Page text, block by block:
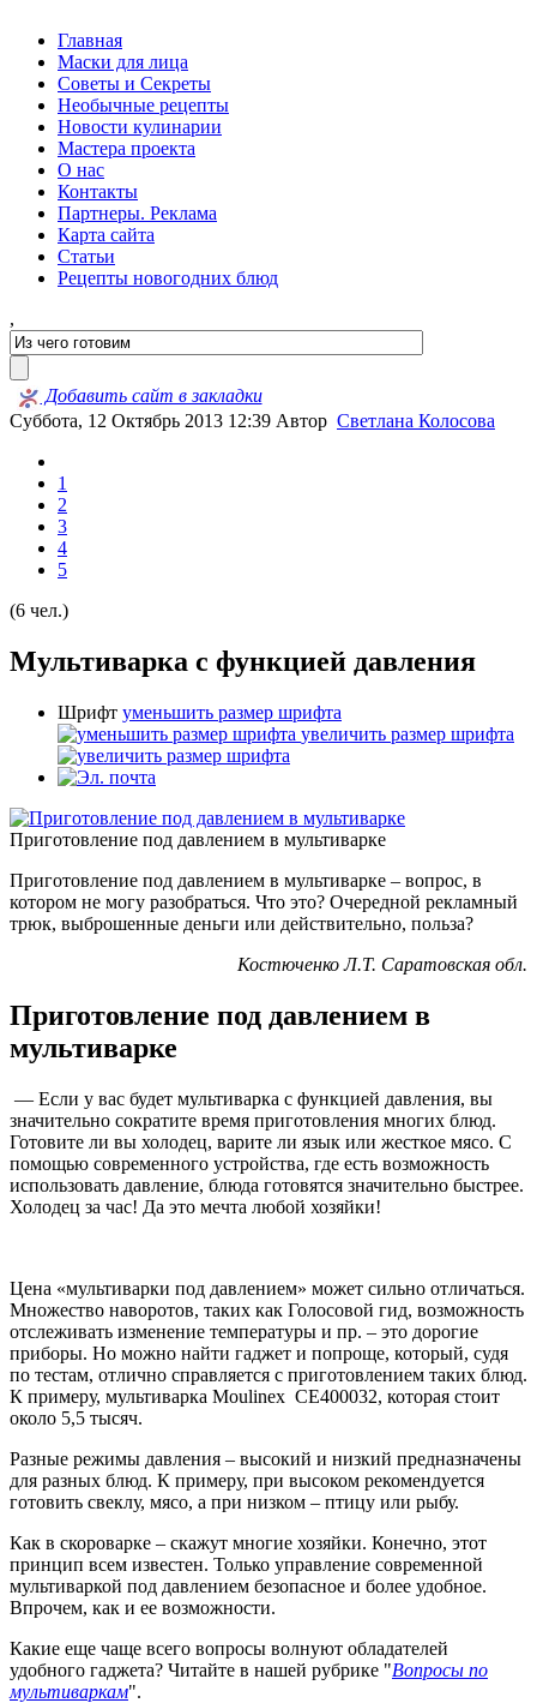
Главная
Маски для лица
Советы и Секреты
Необычные рецепты
Новости кулинарии
Мастера проекта
О нас
Контакты
Партнеры. Реклама
Карта сайта
Статьи
Рецепты новогодних блюд
,
Добавить сайт в закладки
Суббота, 12 Октябрь 2013 12:39 Автор Светлана Колосова
1
2
3
4
5
(6 чел.)
Мультиварка с функцией давления
Шрифт уменьшить размер шрифта
увеличить размер шрифта
Приготовление под давлением в мультиварке
Приготовление под давлением в мультиварке – вопрос, в
котором не могу разобраться. Что это? Очередной рекламный
трюк, выброшенные деньги или действительно, польза?
Костюченко Л.Т. Саратовская обл.
Приготовление под давлением в
мультиварке
— Если у вас будет мультиварка с функцией давления, вы
значительно сократите время приготовления многих блюд.
Готовите ли вы холодец, варите ли язык или жесткое мясо. С
помощью современного устройства, где есть возможность
использовать давление, блюда готовятся значительно быстрее.
Холодец за час! Да это мечта любой хозяйки!
Цена «мультиварки под давлением» может сильно отличаться.
Множество наворотов, таких как Голосовой гид, возможность
отслеживать изменение температуры и пр. – это дорогие
приборы. Но можно найти гаджет и попроще, который, судя
по тестам, отлично справляется с приготовлением таких блюд.
К примеру, мультиварка Moulinex CE400032, которая стоит
около 5,5 тысяч.
Разные режимы давления – высокий и низкий предназначены
для разных блюд. К примеру, при высоком рекомендуется
готовить свеклу, мясо, а при низком – птицу или рыбу.
Как в скороварке – скажут многие хозяйки. Конечно, этот
принцип всем известен. Только управление современной
мультиваркой под давлением безопасное и более удобное.
Впрочем, как и ее возможности.
Какие еще чаще всего вопросы волнуют обладателей
удобного гаджета? Читайте в нашей рубрике "Вопросы по
мультиваркам".